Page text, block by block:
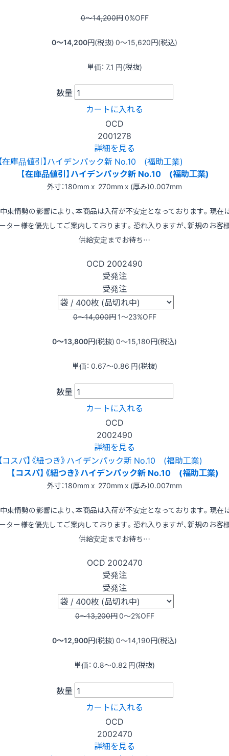
0〜14,200円0%OFF
0〜14,200円(税抜) 0〜15,620円(税込)
単価： 7.1 円(税抜)
数量
カートに入れる
OCD
2001278
詳細を見る
【在庫品値引】ハイデンパック新 No.10 (福助工業)
外寸：180mm x 270mm x (厚み)0.007mm
東情勢の影響により、本商品は入荷が不安定となっております。現在
ター様を優先してご案内しております。恐れ入りますが、新規のお客
供給安定までお待ち…
OCD 2002490
受発注
受発注
0〜14,000円 1〜23%OFF
0〜13,800円(税抜) 0〜15,180円(税込)
単価： 0.67〜0.86 円(税抜)
数量
カートに入れる
OCD
2002490
詳細を見る
【コスパ】《紐つき》ハイデンパック新 No.10 (福助工業)
外寸：180mm x 270mm x (厚み)0.007mm
東情勢の影響により、本商品は入荷が不安定となっております。現在
ター様を優先してご案内しております。恐れ入りますが、新規のお客
供給安定までお待ち…
OCD 2002470
受発注
受発注
0〜13,200円0〜2%OFF
0〜12,900円(税抜) 0〜14,190円(税込)
単価： 0.8〜0.82 円(税抜)
数量
カートに入れる
OCD
2002470
詳細を見る